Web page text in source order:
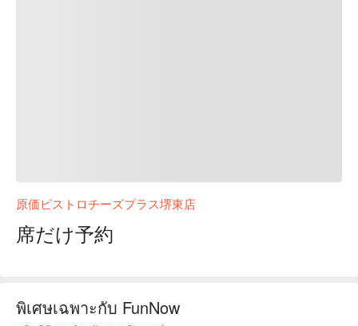
原価ビストロチーズプラス堺東店
席だけ予約
พิเศษเฉพาะกับ FunNow